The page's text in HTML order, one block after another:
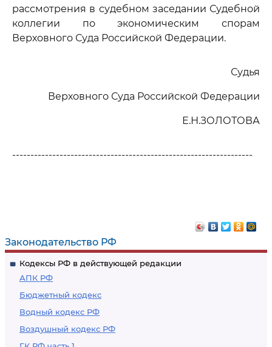
Законодательство РФ
Кодексы РФ в действующей редакции
АПК РФ
Бюджетный кодекс
Водный кодекс РФ
Воздушный кодекс РФ
рассмотрения в судебном заседании Судебной
коллегии по экономическим спорам
Верховного Суда Российской Федерации.
Судья
Верховного Суда Российской Федерации
Е.Н.ЗОЛОТОВА
------------------------------------------------------------------